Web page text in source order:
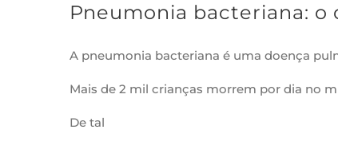
Pneumonia bacteriana: o
A pneumonia bacteriana é uma doença
Mais de 2 mil crianças morrem por dia no
De tal